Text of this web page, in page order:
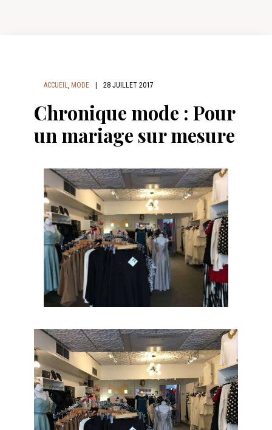
ACCUEIL, MODE 28 JUILLET 2017
Chronique mode : Pour
un mariage sur mesure